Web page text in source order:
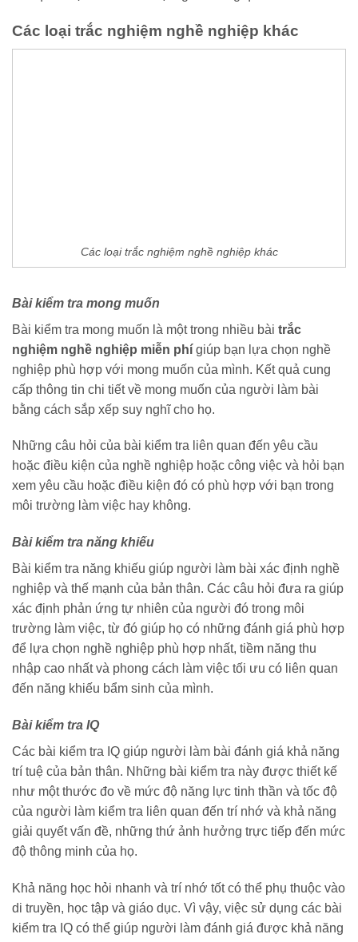
Các loại trắc nghiệm nghề nghiệp khác
Các loại trắc nghiệm nghề nghiệp khác
Bài kiểm tra mong muốn
Bài kiểm tra mong muốn là một trong nhiều bài trắc
nghiệm nghề nghiệp miễn phí giúp bạn lựa chọn nghề
nghiệp phù hợp với mong muốn của mình. Kết quả cung
cấp thông tin chi tiết về mong muốn của người làm bài
bằng cách sắp xếp suy nghĩ cho họ.
Những câu hỏi của bài kiểm tra liên quan đến yêu cầu
hoặc điều kiện của nghề nghiệp hoặc công việc và hỏi bạn
xem yêu cầu hoặc điều kiện đó có phù hợp với bạn trong
môi trường làm việc hay không.
Bài kiểm tra năng khiếu
Bài kiểm tra năng khiếu giúp người làm bài xác định nghề
nghiệp và thế mạnh của bản thân. Các câu hỏi đưa ra giúp
xác định phản ứng tự nhiên của người đó trong môi
trường làm việc, từ đó giúp họ có những đánh giá phù hợp
để lựa chọn nghề nghiệp phù hợp nhất, tiềm năng thu
nhập cao nhất và phong cách làm việc tối ưu có liên quan
đến năng khiếu bẩm sinh của mình.
Bài kiểm tra IQ
Các bài kiểm tra IQ giúp người làm bài đánh giá khả năng
trí tuệ của bản thân. Những bài kiểm tra này được thiết kế
như một thước đo về mức độ năng lực tinh thần và tốc độ
của người làm kiểm tra liên quan đến trí nhớ và khả năng
giải quyết vấn đề, những thứ ảnh hưởng trực tiếp đến mức
độ thông minh của họ.
Khả năng học hỏi nhanh và trí nhớ tốt có thể phụ thuộc vào
di truyền, học tập và giáo dục. Vì vậy, việc sử dụng các bài
kiểm tra IQ có thể giúp người làm đánh giá được khả năng